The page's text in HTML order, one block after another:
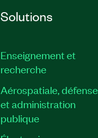
Solutions
Enseignement et
recherche
Aérospatiale, défense
et administration
publique